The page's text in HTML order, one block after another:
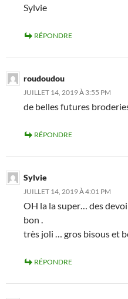
Sylvie
RÉPONDRE
roudoudou
JUILLET 14, 2019 À 3:55 PM
de belles futures
RÉPONDRE
Sylvie
JUILLET 14, 2019 À 4:01 PM
OH la la super… des
bon .
très joli … gros bisous et
RÉPONDRE